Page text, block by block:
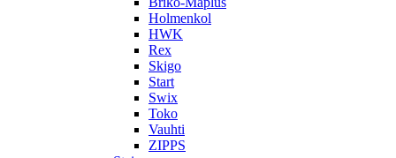
Holmenkol
HWK
Rex
Skigo
Start
Swix
Toko
Vauhti
ZIPPS